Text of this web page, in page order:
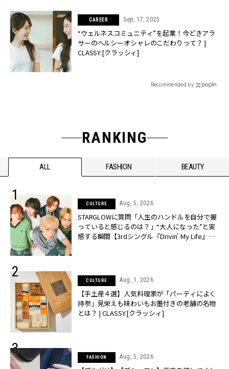
CAREER Sep, 17, 2025
“ウェルネスコミュニティ”を起業！今どきアラ
サーのヘルシーオシャレのこだわりって？ |
CLASSY.[クラッシィ]
Recommended by
RANKING
ALL FASHION BEAUTY
CULTURE Aug, 5, 2026
STARGLOWに質問「人生のハンドルを自分で握
っていると感じるのは？」“大️人になった”と実
感する瞬間【3rdシングル『Drivin' My Life』発
CULTURE Aug, 1, 2026
【手土産４選】人気料理家が「パーティによく
持参」見栄えも味わいもお墨付きの老舗の名物
とは？ | CLASSY.[クラッシィ]
FASHION Aug, 5, 2026